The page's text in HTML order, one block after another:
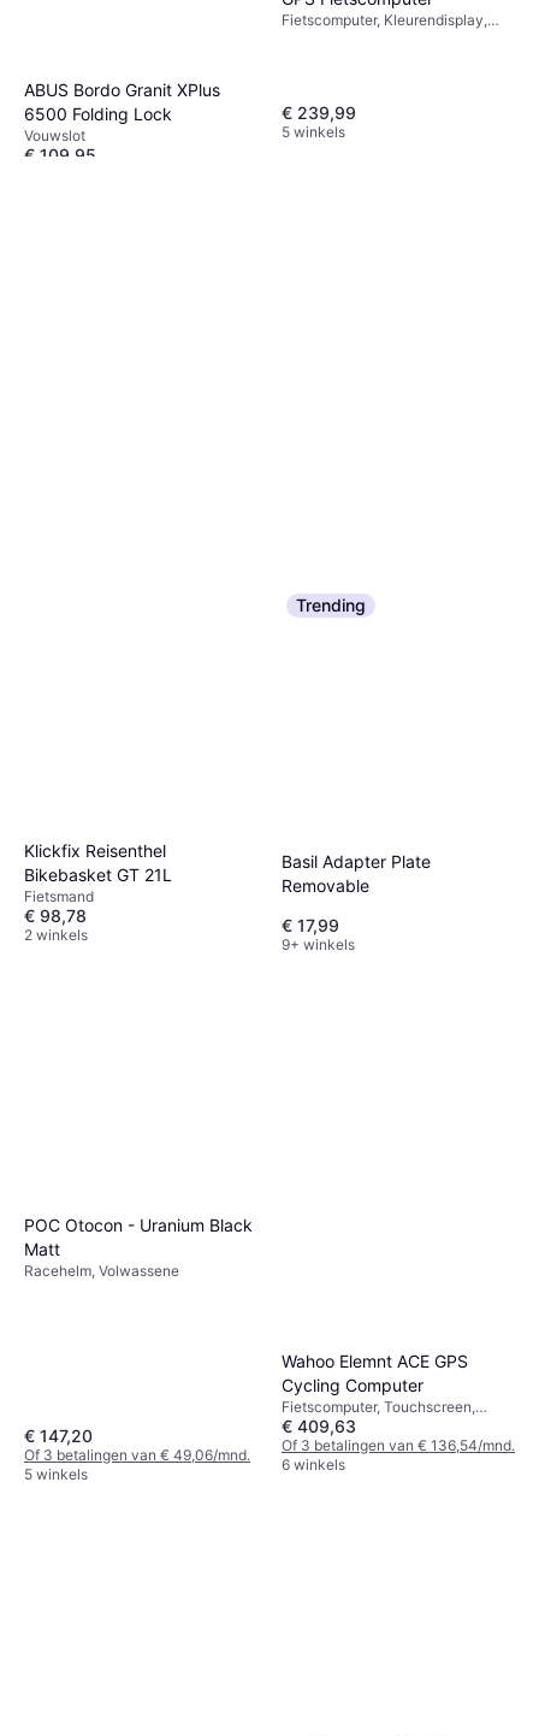
ABUS Bordo Granit XPlus
6500 Folding Lock
Vouwslot
€ 109,95
Fietscomputer, Kleurendisplay,
€ 239,99
5 winkels
Klickfix Reisenthel
Bikebasket GT 21L
Fietsmand
€ 98,78
2 winkels
Trending
Basil Adapter Plate
Removable
€ 17,99
9+ winkels
POC Otocon - Uranium Black
Matt
Racehelm, Volwassene
€ 147,20
Of 3 betalingen van € 49,06/mnd.
5 winkels
Wahoo Elemnt ACE GPS
Cycling Computer
Fietscomputer, Touchscreen,
Kleurendisplay, Draadloos, ANT+
€ 409,63
Of 3 betalingen van € 136,54/mnd.
6 winkels